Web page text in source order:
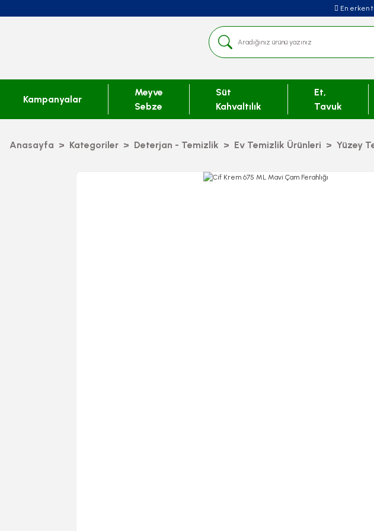
En erken
Kampanyalar
Meyve
Sebze
Süt
Kahvaltılık
Et,
Tavuk
Anasayfa Kategoriler Deterjan - Temizlik Ev Temizlik Ürünleri Yüzey